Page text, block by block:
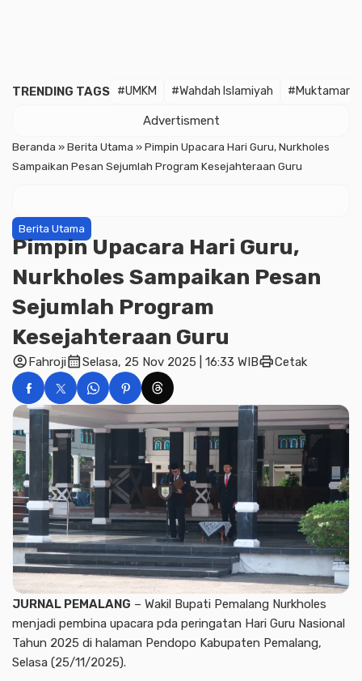
TRENDING TAGS #UMKM #Wahdah Islamiyah #Muktamar
Advertisment
Beranda »Berita Utama »Pimpin Upacara Hari Guru, Nurkholes
Sampaikan Pesan Sejumlah Program Kesejahteraan Guru
Berita Utama
Pimpin Upacara Hari Guru,
Nurkholes Sampaikan Pesan
Sejumlah Program
Kesejahteraan Guru
account_circleFahrojicalendar_monthSelasa, 25 Nov 2025 | 16:33 WIBprintCetak
JURNAL PEMALANG – Wakil Bupati Pemalang Nurkholes
menjadi pembina upacara pda peringatan Hari Guru Nasional
Tahun 2025 di halaman Pendopo Kabupaten Pemalang,
Selasa (25/11/2025).